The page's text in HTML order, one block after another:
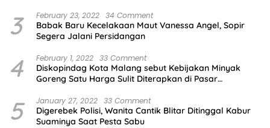
3 February 23, 2022 34 Comment
Babak Baru Kecelakaan Maut Vanessa Angel, Sopir
Segera Jalani Persidangan
4 February 1, 2022 33 Comment
Diskopindag Kota Malang sebut Kebijakan Minyak
Goreng Satu Harga Sulit Diterapkan di Pasar
5 January 27, 2022 33 Comment
Digerebek Polisi, Wanita Cantik Blitar Ditinggal Kabur
Suaminya Saat Pesta Sabu